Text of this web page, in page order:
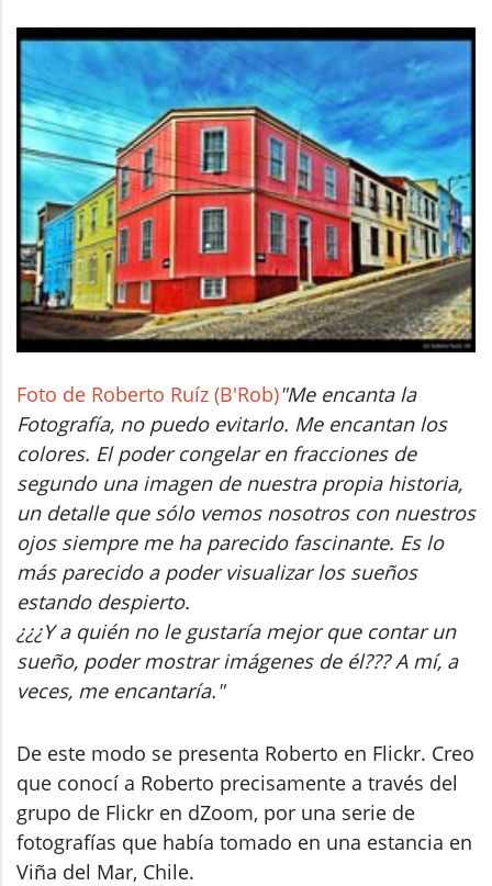
Foto de Roberto Ruíz (B'Rob)"Me encanta la
Fotografía, no puedo evitarlo. Me encantan los
colores. El poder congelar en fracciones de
segundo una imagen de nuestra propia historia,
un detalle que sólo vemos nosotros con nuestros
ojos siempre me ha parecido fascinante. Es lo
más parecido a poder visualizar los sueños
estando despierto.
¿¿¿Y a quién no le gustaría mejor que contar un
sueño, poder mostrar imágenes de él??? A mí, a
veces, me encantaría."
De este modo se presenta Roberto en Flickr. Creo
que conocí a Roberto precisamente a través del
grupo de Flickr en dZoom, por una serie de
fotografías que había tomado en una estancia en
Viña del Mar, Chile.